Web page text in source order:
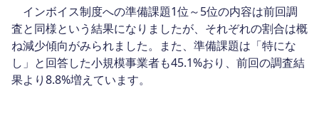
インボイス制度への準備課題1位～5位の内容は前回調
査と同様という結果になりましたが、それぞれの割合は概
ね減少傾向がみられました。また、準備課題は「特にな
し」と回答した小規模事業者も45.1%おり、前回の調査結
果より8.8%増えています。